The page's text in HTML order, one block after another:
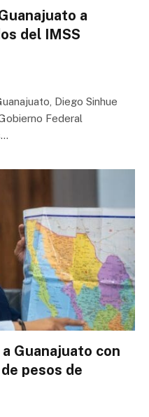
a
del IMSS
Diego Sinhue
Federal
Guanajuato con
pesos de